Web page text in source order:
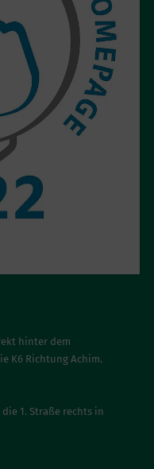
hinter dem
K6 Richtung Achim.
1. Straße rechts in